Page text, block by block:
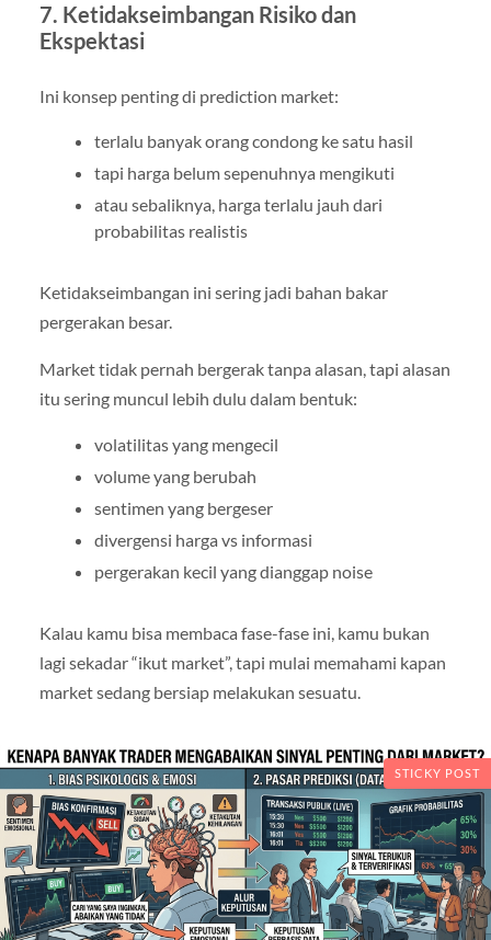
7. Ketidakseimbangan Risiko dan
Ekspektasi
Ini konsep penting di prediction market:
terlalu banyak orang condong ke satu hasil
tapi harga belum sepenuhnya mengikuti
atau sebaliknya, harga terlalu jauh dari
probabilitas realistis
Ketidakseimbangan ini sering jadi bahan bakar
pergerakan besar.
Market tidak pernah bergerak tanpa alasan, tapi alasan
itu sering muncul lebih dulu dalam bentuk:
volatilitas yang mengecil
volume yang berubah
sentimen yang bergeser
divergensi harga vs informasi
pergerakan kecil yang dianggap noise
Kalau kamu bisa membaca fase-fase ini, kamu bukan
lagi sekadar “ikut market”, tapi mulai memahami kapan
market sedang bersiap melakukan sesuatu.
STICKY POST